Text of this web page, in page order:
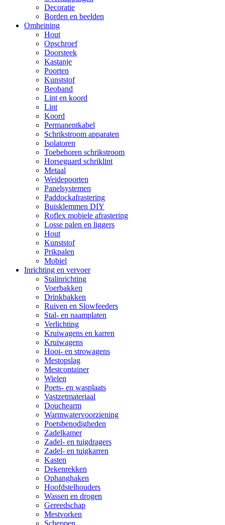
Decoratie
Borden en beelden
Omheining
Hout
Opschroef
Doorsteek
Kastanje
Poorten
Kunststof
Beoband
Lint en koord
Lint
Koord
Permanentkabel
Schrikstroom apparaten
Isolatoren
Toebehoren schrikstroom
Horseguard schriklint
Metaal
Weidepoorten
Panelsystemen
Paddockafrastering
Buisklemmen DIY
Roflex mobiele afrastering
Losse palen en liggers
Hout
Kunststof
Prikpalen
Mobiel
Inrichting en vervoer
Stalinrichting
Voerbakken
Drinkbakken
Ruiven en Slowfeeders
Stal- en naamplaten
Verlichting
Kruiwagens en karren
Kruiwagens
Hooi- en strowagens
Mestopslag
Mestcontainer
Wielen
Poets- en wasplaats
Vastzetmateriaal
Douchearm
Warmwatervoorziening
Poetsbenodigheden
Zadelkamer
Zadel- en tuigdragers
Zadel- en tuigkarren
Kasten
Dekenrekken
Ophanghaken
Hoofdstelhouders
Wassen en drogen
Gereedschap
Mestvorken
Scheppen